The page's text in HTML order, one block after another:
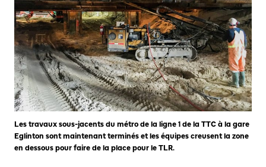
Les travaux sous-jacents du métro de la ligne 1 de la TTC à la gare
Eglinton sont maintenant terminés et les équipes creusent la zone
en dessous pour faire de la place pour le TLR.